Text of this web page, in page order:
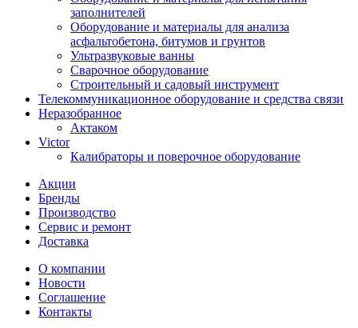
заполнителей
Оборудование и материалы для анализа
асфальтобетона, битумов и грунтов
Ультразвуковые ванны
Сварочное оборудование
Строительный и садовый инструмент
Телекоммуникационное оборудование и средства связи
Неразобранное
Актаком
Victor
Калибраторы и поверочное оборудование
Акции
Бренды
Производство
Сервис и ремонт
Доставка
О компании
Новости
Соглашение
Контакты